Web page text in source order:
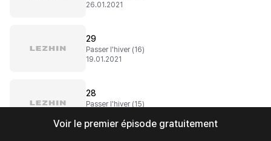
26.01.2021
29
Passer l'hiver (16)
19.01.2021
28
Passer l'hiver (15)
Voir le premier épisode gratuitement